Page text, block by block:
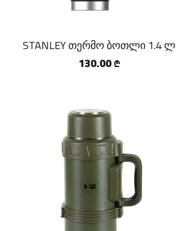
STANLEY თერმო ბოთლი 1.4 ლ
130.00 ₾